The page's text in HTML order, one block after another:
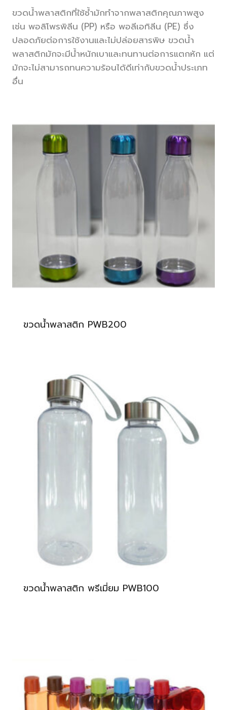
ขวดน้ำพลาสติกที่ใช้ซ้ำมักทำจากพลาสติกคุณภาพสูง
เช่น พอลิโพรพิลีน (PP) หรือ พอลีเอทิลีน (PE) ซึ่ง
ปลอดภัยต่อการใช้งานและไม่ปล่อยสารพิษ ขวดน้ำ
พลาสติกมักจะมีน้ำหนักเบาและทนทานต่อการแตกหัก แต่
มักจะไม่สามารถทนความร้อนได้ดีเท่ากับขวดน้ำประเภท
อื่น
ขวดน้ำพลาสติก PWB200
ขวดน้ำพลาสติก พรีเมี่ยม PWB100